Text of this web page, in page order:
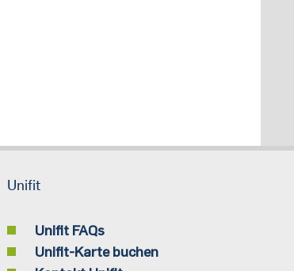
Unifit
Unifit FAQs
Unifit-Karte buchen